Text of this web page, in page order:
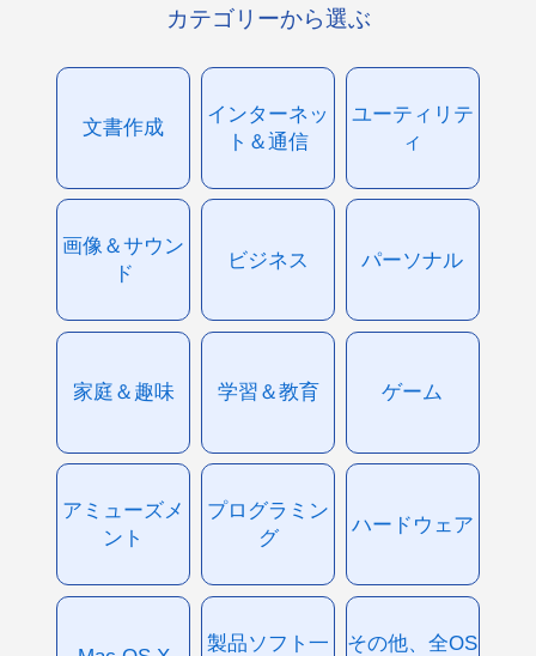
カテゴリーから選ぶ
文書作成
インターネッ
ト＆通信
ユーティリテ
ィ
画像＆サウン
ド
ビジネス パーソナル
家庭＆趣味 学習＆教育 ゲーム
アミューズメ
ント
プログラミン
グ
ハードウェア
製品ソフト一
その他、全OS